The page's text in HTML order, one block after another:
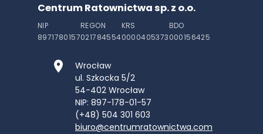
Centrum Ratownictwa sp. z o.o.
NIP
8971780157
REGON
021784554
KRS
0000405373
BDO
000156425
Wrocław
ul. Szkocka 5/2
54-402 Wrocław
NIP: 897-178-01-57
(+48) 504 301 603
biuro@centrumratownictwa.com